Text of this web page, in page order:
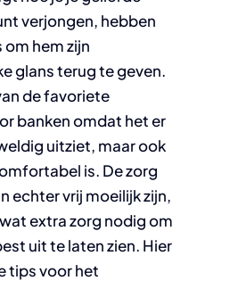
verjongen, hebben
hem zijn
glans terug te geven.
de favoriete
banken omdat het er
uitziet, maar ook
is. De zorg
echter vrij moeilijk zijn,
extra zorg nodig om
uit te laten zien. Hier
tips voor het